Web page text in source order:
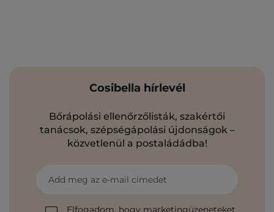
Cosibella hírlevél
Bőrápolási ellenőrzőlisták, szakértői
tanácsok, szépségápolási újdonságok –
közvetlenül a postaládádba!
Add meg az e-mail címedet